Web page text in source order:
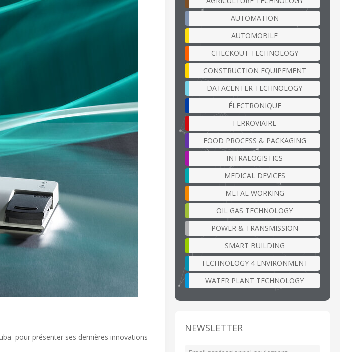
pour présenter ses dernières innovations
AUTOMATION
AUTOMOBILE
CHECKOUT TECHNOLOGY
CONSTRUCTION EQUIPEMENT
DATACENTER TECHNOLOGY
ÉLECTRONIQUE
FERROVIAIRE
FOOD PROCESS & PACKAGING
INTRALOGISTICS
MEDICAL DEVICES
METAL WORKING
OIL GAS TECHNOLOGY
POWER & TRANSMISSION
SMART BUILDING
TECHNOLOGY 4 ENVIRONMENT
WATER PLANT TECHNOLOGY
NEWSLETTER